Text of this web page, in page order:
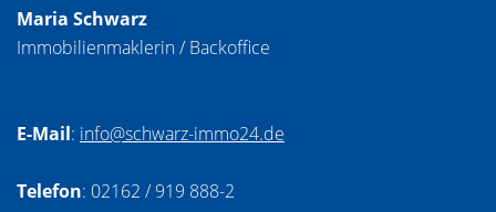
Maria Schwarz
Immobilienmaklerin / Backoffice
E-Mail: info@schwarz-immo24.de
Telefon: 02162 / 919 888-2